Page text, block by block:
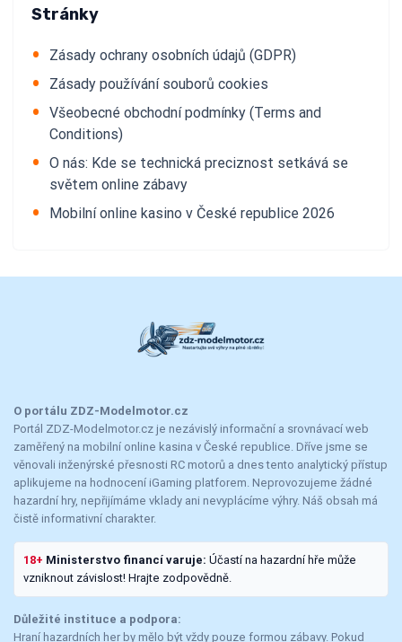
Stránky
Zásady ochrany osobních údajů (GDPR)
Zásady používání souborů cookies
Všeobecné obchodní podmínky (Terms and
Conditions)
O nás: Kde se technická preciznost setkává se
světem online zábavy
Mobilní online kasino v České republice 2026
O portálu ZDZ-Modelmotor.cz
Portál ZDZ-Modelmotor.cz je nezávislý informační a srovnávací web
zaměřený na mobilní online kasina v České republice. Dříve jsme se
věnovali inženýrské přesnosti RC motorů a dnes tento analytický přístup
aplikujeme na hodnocení iGaming platforem. Neprovozujeme žádné
hazardní hry, nepřijímáme vklady ani nevyplácíme výhry. Náš obsah má
čistě informativní charakter.
18+ Ministerstvo financí varuje: Účastí na hazardní hře může
vzniknout závislost! Hrajte zodpovědně.
Důležité instituce a podpora:
Hraní hazardních her by mělo být vždy pouze formou zábavy. Pokud